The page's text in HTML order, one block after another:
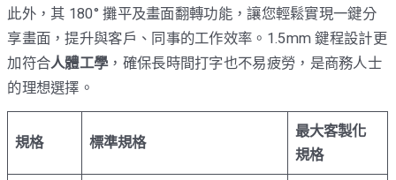
此外，其 180° 攤平及畫面翻轉功能，讓您輕鬆實現一鍵分
享畫面，提升與客戶、同事的工作效率。1.5mm 鍵程設計更
加符合人體工學，確保長時間打字也不易疲勞，是商務人士
的理想選擇。
規格 標準規格
最大客製化
規格